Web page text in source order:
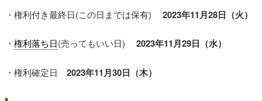
・権利付き最終日(この日までは保有) 2023年11月28日（火）
・ 権利落ち日(売ってもいい日) 2023年11月29日（水）
・権利確定日 2023年11月30日（木）